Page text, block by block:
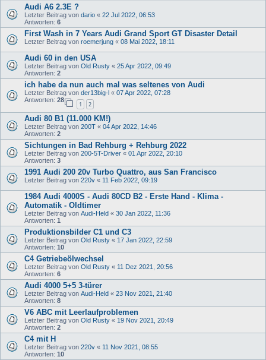
Audi A6 2.3E ?
Letzter Beitrag von dario « 22 Jul 2022, 06:53
Antworten: 6
First Wash in 7 Years Audi Grand Sport GT Disaster Detail
Letzter Beitrag von roemerjung « 08 Mai 2022, 18:11
Audi 60 in den USA
Letzter Beitrag von Old Rusty « 25 Apr 2022, 09:49
Antworten: 2
ich habe da nun auch mal was seltenes von Audi
Letzter Beitrag von der13big-l « 07 Apr 2022, 07:28
Antworten: 28
1 2
Audi 80 B1 (11.000 KM!)
Letzter Beitrag von 200T « 04 Apr 2022, 14:46
Antworten: 2
Sichtungen in Bad Rehburg + Rehburg 2022
Letzter Beitrag von 200-5T-Driver « 01 Apr 2022, 20:10
Antworten: 3
1991 Audi 200 20v Turbo Quattro, aus San Francisco
Letzter Beitrag von 220v « 11 Feb 2022, 09:19
1984 Audi 4000S - Audi 80CD B2 - Erste Hand - Klima -
Automatik - Oldtimer
Letzter Beitrag von Audi-Held « 30 Jan 2022, 11:36
Antworten: 1
Produktionsbilder C1 und C3
Letzter Beitrag von Old Rusty « 17 Jan 2022, 22:59
Antworten: 10
C4 Getriebeölwechsel
Letzter Beitrag von Old Rusty « 11 Dez 2021, 20:56
Antworten: 6
Audi 4000 5+5 3-türer
Letzter Beitrag von Audi-Held « 23 Nov 2021, 21:40
Antworten: 8
V6 ABC mit Leerlaufproblemen
Letzter Beitrag von Old Rusty « 19 Nov 2021, 20:49
Antworten: 2
C4 mit H
Letzter Beitrag von 220v « 11 Nov 2021, 08:55
Antworten: 10